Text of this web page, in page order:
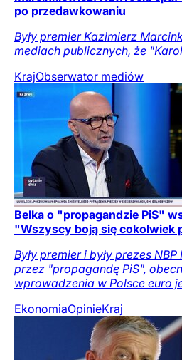
po przedawkowaniu
Były premier Kazimierz
mediach publicznych, że
KrajObserwator mediów
Belka o "propagandzie PiS"
"Wszyscy boją się cokolwiek
Były premier i były prezes
przez "propagandę PiS",
wprowadzenia w Polsce euro
EkonomiaOpinieKraj